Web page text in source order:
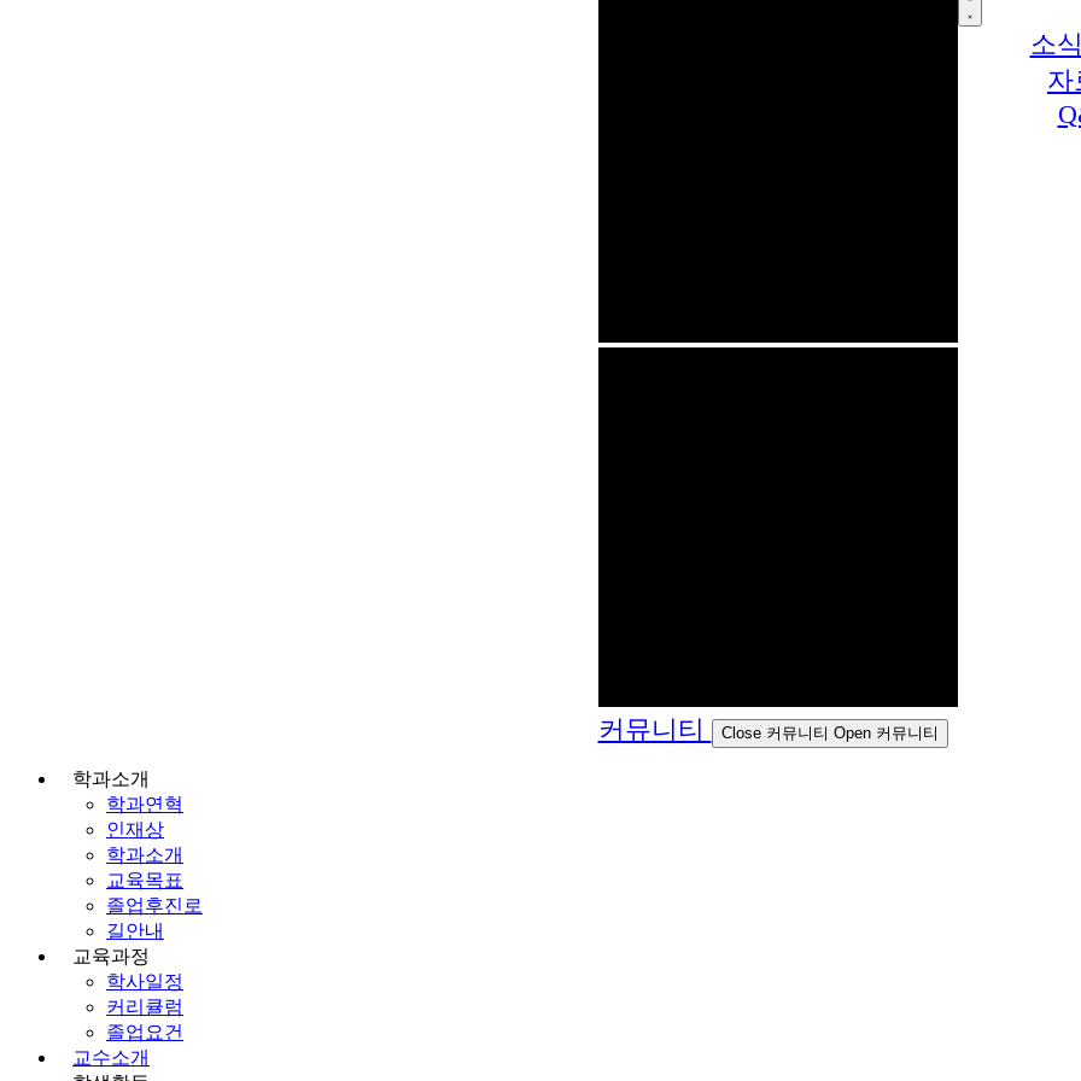
커뮤니티 Close 커뮤니티 Open 커뮤니티
소
자
학과소개
학과연혁
인재상
학과소개
교육목표
졸업후진로
길안내
교육과정
학사일정
커리큘럼
졸업요건
교수소개